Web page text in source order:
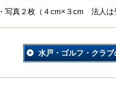
・写真２枚（４cm×３cm 法人は
水戸・ゴルフ・クラ